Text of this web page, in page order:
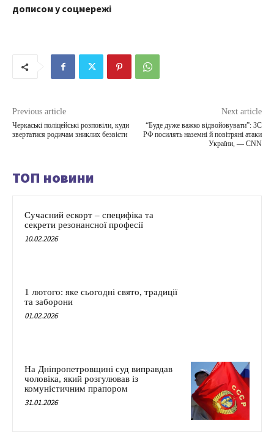
дописом у соцмережі
Previous article
Черкаські поліцейські розповіли, куди
звертатися родичам зниклих безвісти
Next article
“Буде дуже важко відвойовувати”: ЗС
РФ посилять наземні й повітряні атаки
України, — CNN
ТОП новини
Сучасний ескорт – специфіка та
секрети резонансної професії
10.02.2026
1 лютого: яке сьогодні свято, традиції
та заборони
01.02.2026
На Дніпропетровщині суд виправдав
чоловіка, який розгулював із
комуністичним прапором
31.01.2026